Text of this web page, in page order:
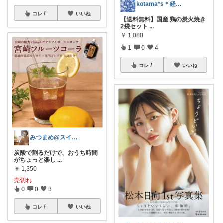
コレ いいね
みつまめ@スイーツと雑貨とたまにコスメ
炭酸で割るだけで、おうち時間
がちょっと楽し ...
￥ 1,350
売切れ
0 0 3
コレ いいね
kotama*s＊経由購入感謝です♪
【送料無料】国産 鶏の炭火焼き
2袋セット ...
￥ 1,080
1 0 4
コレ いいね